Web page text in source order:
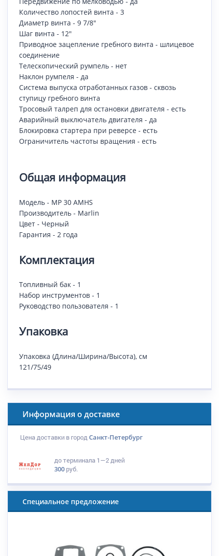
Количество лопостей винта - 3
Диаметр винта - 9 7/8"
Шаг винта - 12"
Приводное зацепление гребного винта - шлицевое
соединение
Телескопический румпель - нет
Наклон румпеля - да
Система выпуска отработанных газов - сквозь
ступицу гребного винта
Тросовый талреп для остановки двигателя - есть
Аварийный выключатель двигателя - да
Блокировка стартера при реверсе - есть
Ограничитель частоты вращения - есть
Общая информация
Модель - MP 30 AMHS
Производитель - Marlin
Цвет - Черный
Гарантия - 2 года
Комплектация
Топливный бак - 1
Набор инструментов - 1
Руководство пользователя - 1
Упаковка
Упаковка (Длина/Ширина/Высота), см
121/75/49
Информация о доставке
Цена доставки в город Санкт-Петербург
до терминала 1—2 дней
300 руб.
Специальное предложение